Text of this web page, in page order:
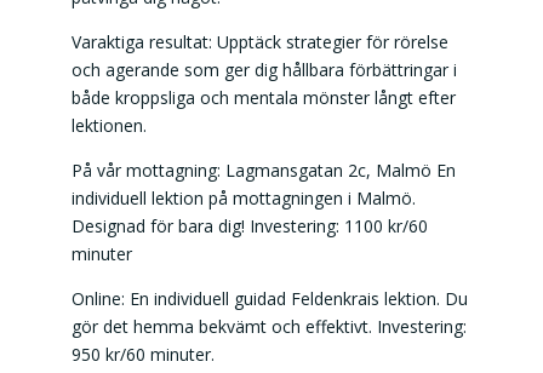
Varaktiga resultat: Upptäck strategier för rörelse
och agerande som ger dig hållbara förbättringar i
både kroppsliga och mentala mönster långt efter
lektionen.
På vår mottagning: Lagmansgatan 2c, Malmö En
individuell lektion på mottagningen i Malmö.
Designad för bara dig! Investering: 1100 kr/60
minuter
Online: En individuell guidad Feldenkrais lektion. Du
gör det hemma bekvämt och effektivt. Investering:
950 kr/60 minuter.